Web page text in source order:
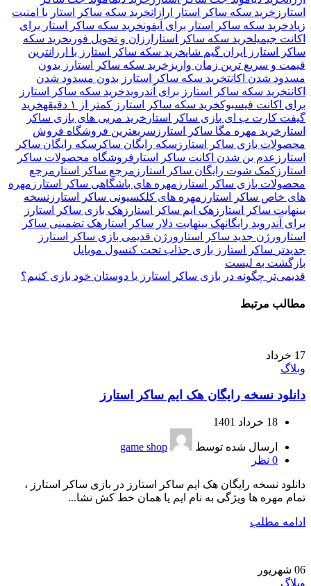
استارز خرید سکه ساکر استار ارازانخرید سکه ساکر استار با امنیت
زیادخرید سکه ساکر استار برای آیفونخرید سکه ساکر استار برای
اکانت جیمیلخرید سکه ساکر استارارزان و تحویل فوریخرید سکه
ساکر استارز ایران گیم شاپخرید سکه ساکر استارز با ارزانترین
قیمت و سریع ترین زمان واریزخرید سکه ساکر استارز بدون
مسدود شدن اکانتخرید سکه ساکر استارز بدون مسدود شدن
اکانتخرید سکه ساکر استارز برای آندرویدخرید سکه ساکر استارز
برای اکانت فیسبوکخرید سکه ساکر استارز کمتر از ۱ دقیقه
خرید
گیفت کارت ب ای بازی ساکر استار خرید مربی های بازی ساکر
استار خرید مهره مگا ساکر استارز سریعترین فروشگاه فروش
محصولات بازی ساکر استارز سکه رایگان ساکر سکه رایگان ساکر
استارز عدم بن شدن اکانت ساکر استار فروشگاه محصولات ساکر
استارز کمک شوت رایگان ساکر استارز مرجع ساکر استار مرجع
محصولات بازی ساکر استارز مهره های باشگاهی ساکر استارز مهره
های خاص ساکر استارز مهره های کلکسیونی ساکر استارز نسخه
بینهایت ساکر استارز هک ایم ساکر استارز هک بازی ساکر استارز
برای آندروید رایگانهک بینهایت دلار ساکر استار هک تضمینی ساکر
استار ورژن جدید ساکر استار ورژن قدیمی بازی ساکر استارز
جدیدتر ساکر استارز بازی جذاب تحت کنسول موبایل
بازگشت به لیست
قدیمی‌تر چگونه در بازی ساکر استارز با دوستان خود بازی کنیم؟
مطالب مرتبط
17 خرداد
وبلاگ
دانلود نسخه رایگان هک ایم ساکر استارز
18 خرداد 1401
ارسال شده توسط
game shop
0 نظر
دانلود نسخه رایگان هک ایم ساکر استارز در بازی ساکر استارز ،
تمام مهره ها ویژگی به نام ایم یا همان خط کش نشا...
ادامه مطلب
06 شهریور
وبلاگ